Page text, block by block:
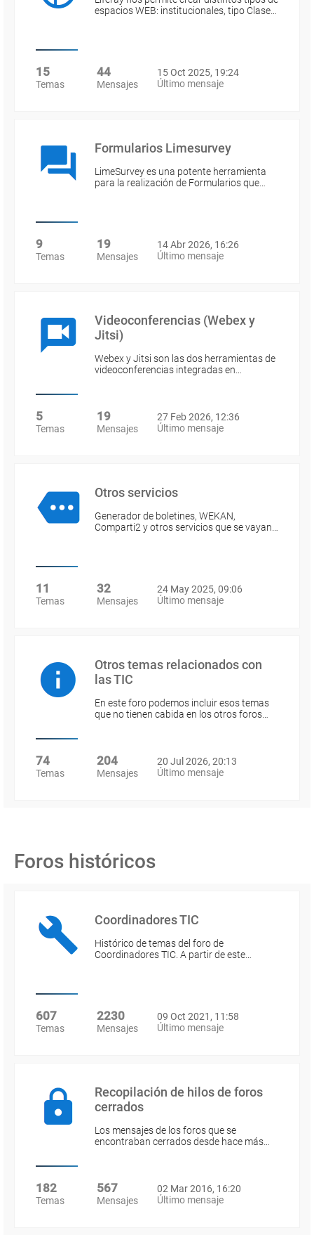
espacios WEB: institucionales, tipo Clase…
15
Temas
44
Mensajes
15 Oct 2025, 19:24
Último mensaje
Formularios Limesurvey
LimeSurvey es una potente herramienta
para la realización de Formularios que…
9
Temas
19
Mensajes
14 Abr 2026, 16:26
Último mensaje
Videoconferencias (Webex y
Jitsi)
Webex y Jitsi son las dos herramientas de
videoconferencias integradas en…
5
Temas
19
Mensajes
27 Feb 2026, 12:36
Último mensaje
Otros servicios
Generador de boletines, WEKAN,
Comparti2 y otros servicios que se vayan…
11
Temas
32
Mensajes
24 May 2025, 09:06
Último mensaje
Otros temas relacionados con
las TIC
En este foro podemos incluir esos temas
que no tienen cabida en los otros foros…
74
Temas
204
Mensajes
20 Jul 2026, 20:13
Último mensaje
Foros históricos
Coordinadores TIC
Histórico de temas del foro de
Coordinadores TIC. A partir de este…
607
Temas
2230
Mensajes
09 Oct 2021, 11:58
Último mensaje
Recopilación de hilos de foros
cerrados
Los mensajes de los foros que se
encontraban cerrados desde hace más…
182
Temas
567
Mensajes
02 Mar 2016, 16:20
Último mensaje